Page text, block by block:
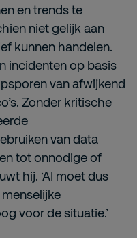
en trends te
niet gelijk aan
kunnen handelen.
incidenten op basis
van afwijkend
Zonder kritische
van data
tot onnodige of
hij. ‘AI moet dus
voor de situatie.’